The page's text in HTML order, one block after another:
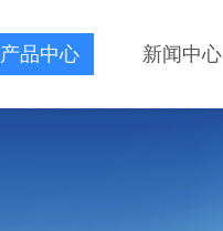
产品中心 新闻中心